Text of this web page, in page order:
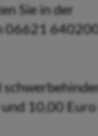
Sie in der
06621
10,00